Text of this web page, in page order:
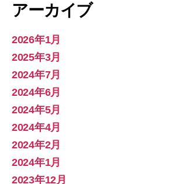
アーカイブ
2026年1月
2025年3月
2024年7月
2024年6月
2024年5月
2024年4月
2024年2月
2024年1月
2023年12月